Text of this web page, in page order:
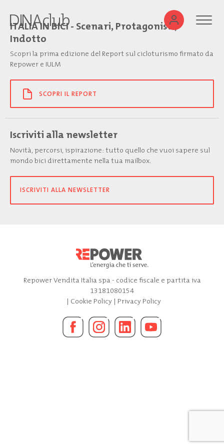
ITALIA IN BICI - Scenari, Protagonisti,
Indotto
Scopri la prima edizione del Report sul cicloturismo firmato da
Repower e IULM
SCOPRI IL REPORT
Iscriviti alla newsletter
Novità, percorsi, ispirazione: tutto quello che vuoi sapere sul
mondo bici direttamente nella tua mailbox.
ISCRIVITI ALLA NEWSLETTER
Repower Vendita Italia spa - codice fiscale e partita iva
13181080154
| Cookie Policy| Privacy Policy